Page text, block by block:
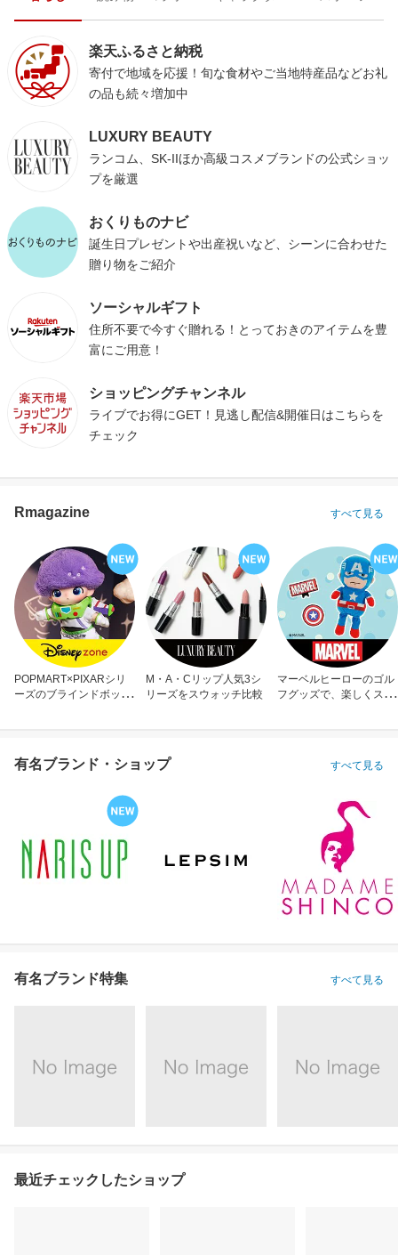
楽天ふるさと納税
寄付で地域を応援！旬な食材やご当地特産品などお礼
の品も続々増加中
LUXURY BEAUTY
ランコム、SK-IIほか高級コスメブランドの公式ショッ
プを厳選
おくりものナビ
誕生日プレゼントや出産祝いなど、シーンに合わせた
贈り物をご紹介
ソーシャルギフト
住所不要で今すぐ贈れる！とっておきのアイテムを豊
富にご用意！
ショッピングチャンネル
ライブでお得にGET！見逃し配信&開催日はこちらを
チェック
Rmagazine すべて見る
POPMART×PIXARシリ
ーズのブラインドボック
M・A・Cリップ人気3シ
リーズをスウォッチ比較
マーベルヒーローのゴル
フグッズで、楽しくスコ
有名ブランド・ショップ すべて見る
有名ブランド特集 すべて見る
最近チェックしたショップ